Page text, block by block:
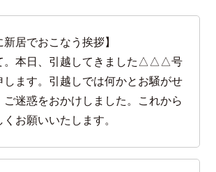
新居でおこなう挨拶】
。本日、引越してきました△△△号
ます。引越しでは何かとお騒がせ
ご迷惑をおかけしました。これから
お願いいたします。